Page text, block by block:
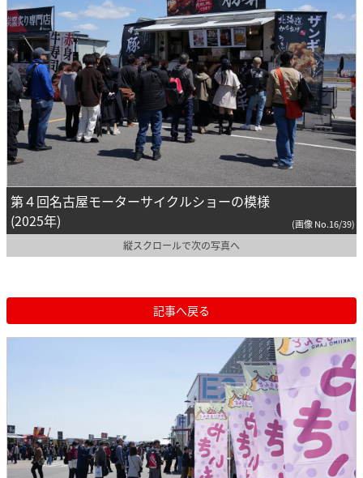
第４回名古屋モーターサイクルショーの模様
(2025年)
(画像 No.16/39)
縦スクロールで次の写真へ
記事へ戻る